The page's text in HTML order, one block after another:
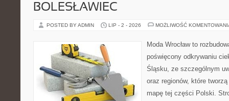
BOLESŁAWIEC
POSTED BY ADMIN LIP - 2 - 2026 MOŻLIWOŚĆ
Moda Wrocław to
poświęcony odkrywaniu
Śląsku, ze szczególnym
oraz regionów, które
mapę tej części Polski.